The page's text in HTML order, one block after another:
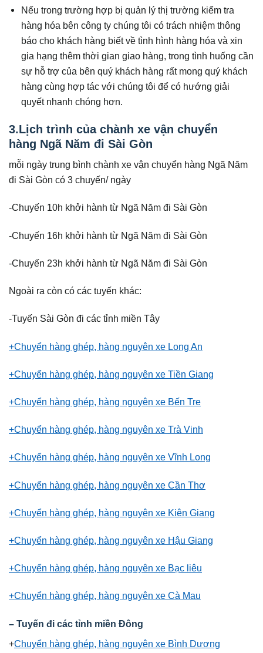
Nếu trong trường hợp bị quản lý thị trường kiểm tra
hàng hóa bên công ty chúng tôi có trách nhiệm thông
báo cho khách hàng biết về tình hình hàng hóa và xin
gia hạng thêm thời gian giao hàng, trong tình huống cần
sự hỗ trợ của bên quý khách hàng rất mong quý khách
hàng cùng hợp tác với chúng tôi để có hướng giải
quyết nhanh chóng hơn.
3.Lịch trình của chành xe vận chuyển
hàng Ngã Năm đi Sài Gòn
mỗi ngày trung bình chành xe vận chuyển hàng Ngã Năm
đi Sài Gòn có 3 chuyến/ ngày
-Chuyến 10h khởi hành từ Ngã Năm đi Sài Gòn
-Chuyến 16h khởi hành từ Ngã Năm đi Sài Gòn
-Chuyến 23h khởi hành từ Ngã Năm đi Sài Gòn
Ngoài ra còn có các tuyến khác:
-Tuyến Sài Gòn đi các tỉnh miền Tây
+Chuyển hàng ghép, hàng nguyên xe Long An
+Chuyển hàng ghép, hàng nguyên xe Tiền Giang
+Chuyển hàng ghép, hàng nguyên xe Bến Tre
+Chuyển hàng ghép, hàng nguyên xe Trà Vinh
+Chuyển hàng ghép, hàng nguyên xe Vĩnh Long
+Chuyển hàng ghép, hàng nguyên xe Cần Thơ
+Chuyển hàng ghép, hàng nguyên xe Kiên Giang
+Chuyển hàng ghép, hàng nguyên xe Hậu Giang
+Chuyển hàng ghép, hàng nguyên xe Bạc liêu
+Chuyển hàng ghép, hàng nguyên xe Cà Mau
– Tuyến đi các tỉnh miền Đông
+Chuyển hàng ghép, hàng nguyên xe Bình Dương